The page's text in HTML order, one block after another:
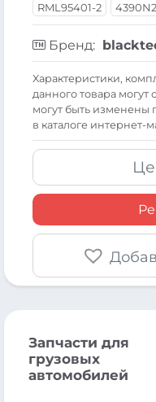
RML95401-2 4390N2
Бренд:
Xарактеристики,
данного товара могут
могут быть изменены
в каталоге интернет-
Запчасти для
грузовых
автомобилей